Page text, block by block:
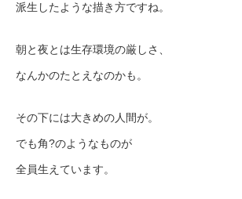
派生したような描き方ですね。
朝と夜とは生存環境の厳しさ、
なんかのたとえなのかも。
その下には大きめの人間が。
でも角?のようなものが
全員生えています。